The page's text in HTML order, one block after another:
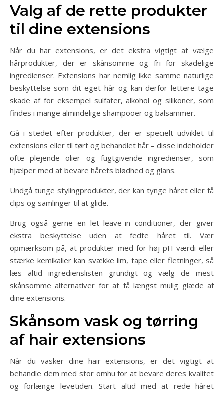
Valg af de rette produkter
til dine extensions
Når du har extensions, er det ekstra vigtigt at vælge
hårprodukter, der er skånsomme og fri for skadelige
ingredienser. Extensions har nemlig ikke samme naturlige
beskyttelse som dit eget hår og kan derfor lettere tage
skade af for eksempel sulfater, alkohol og silikoner, som
findes i mange almindelige shampooer og balsammer.
Gå i stedet efter produkter, der er specielt udviklet til
extensions eller til tørt og behandlet hår – disse indeholder
ofte plejende olier og fugtgivende ingredienser, som
hjælper med at bevare hårets blødhed og glans.
Undgå tunge stylingprodukter, der kan tynge håret eller få
clips og samlinger til at glide.
Brug også gerne en let leave-in conditioner, der giver
ekstra beskyttelse uden at fedte håret til. Vær
opmærksom på, at produkter med for høj pH-værdi eller
stærke kemikalier kan svække lim, tape eller fletninger, så
læs altid ingredienslisten grundigt og vælg de mest
skånsomme alternativer for at få længst mulig glæde af
dine extensions.
Skånsom vask og tørring
af hair extensions
Når du vasker dine hair extensions, er det vigtigt at
behandle dem med stor omhu for at bevare deres kvalitet
og forlænge levetiden. Start altid med at rede håret